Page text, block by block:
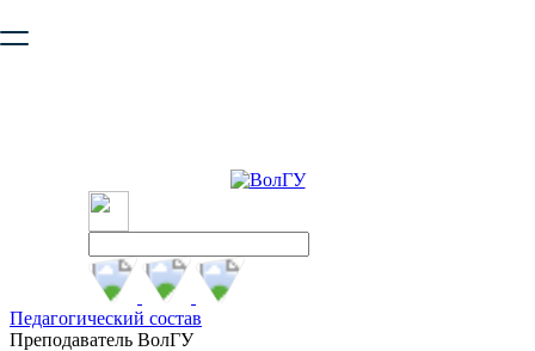
безопасную работу с сайтом. Пожалуйста
Педагогический состав
Преподаватель ВолГУ